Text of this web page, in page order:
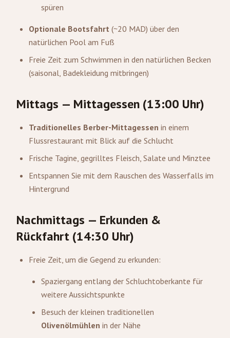
spüren
Optionale Bootsfahrt (~20 MAD) über den
natürlichen Pool am Fuß
Freie Zeit zum Schwimmen in den natürlichen Becken
(saisonal, Badekleidung mitbringen)
Mittags — Mittagessen (13:00 Uhr)
Traditionelles Berber-Mittagessen in einem
Flussrestaurant mit Blick auf die Schlucht
Frische Tagine, gegrilltes Fleisch, Salate und Minztee
Entspannen Sie mit dem Rauschen des Wasserfalls im
Hintergrund
Nachmittags — Erkunden &
Rückfahrt (14:30 Uhr)
Freie Zeit, um die Gegend zu erkunden:
Spaziergang entlang der Schluchtoberkante für
weitere Aussichtspunkte
Besuch der kleinen traditionellen
Olivenölmühlen in der Nähe